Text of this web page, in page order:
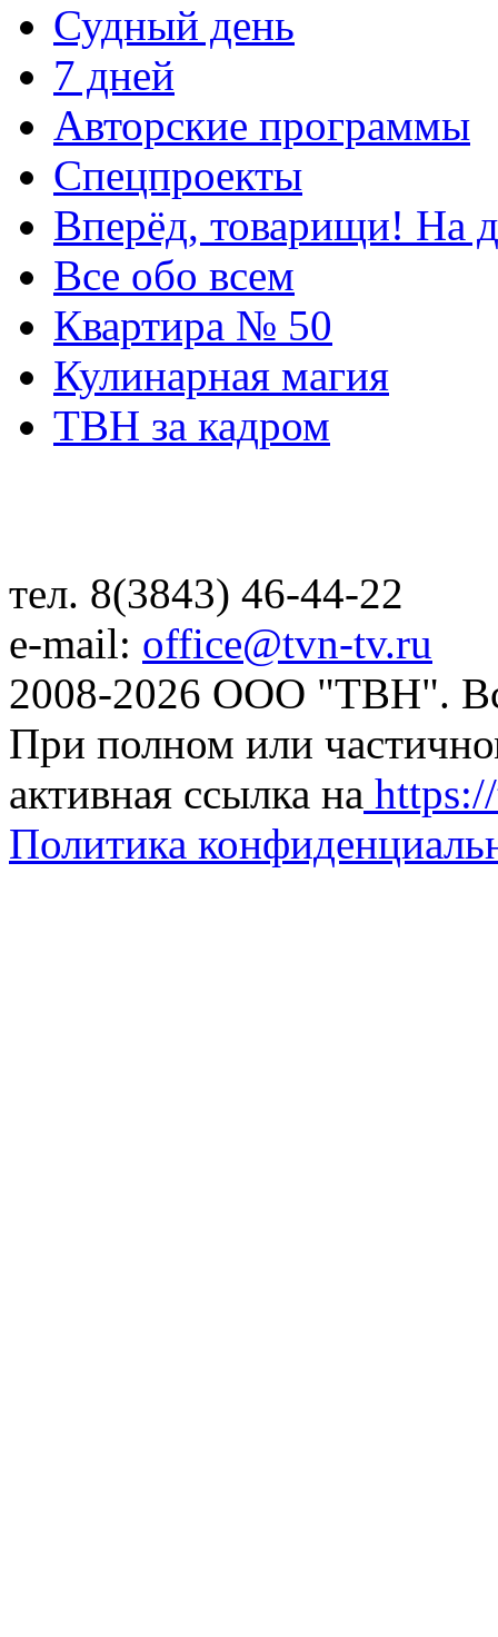
Судный день
7 дней
Авторские программы
Спецпроекты
Вперёд, товарищи! На
Все обо всем
Квартира № 50
Кулинарная магия
ТВН за кадром
тел. 8(3843) 46-44-22
e-mail: office@tvn-tv.ru
2008-2026 ООО "ТВН".
При полном или
активная ссылка на
Политика